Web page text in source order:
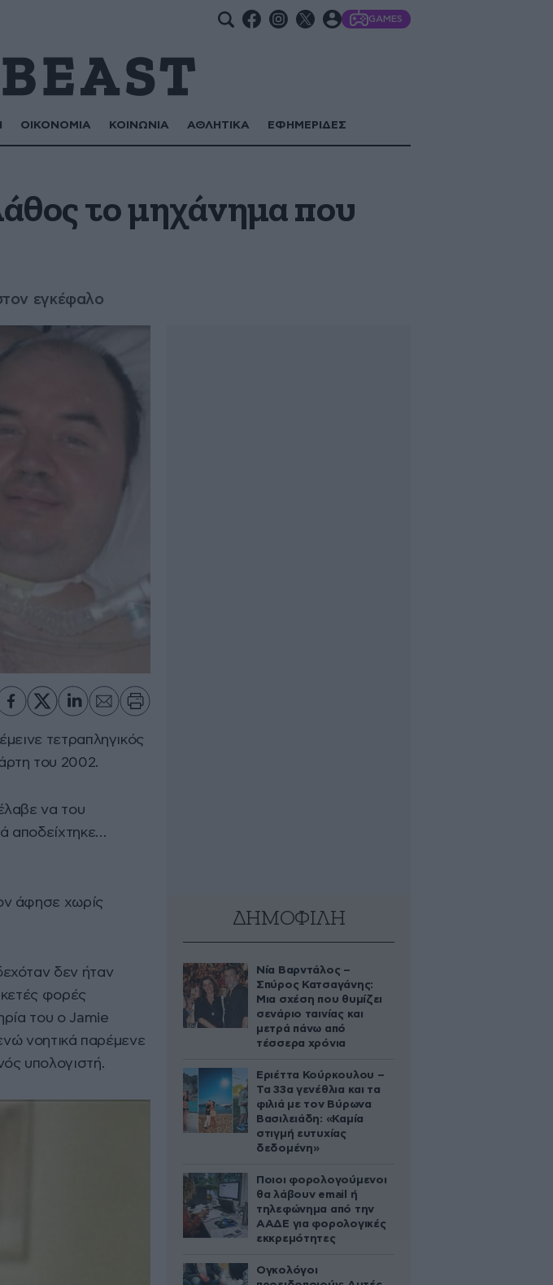
GAMES
ΟΙΚΟΝΟΜΙΑ ΚΟΙΝΩΝΙΑ ΑΘΛΗΤΙΚΑ ΕΦΗΜΕΡΙΔΕΣ
το μηχάνημα που
εγκέφαλο
τετραπληγικός
του 2002.
να του
αποδείχτηκε…
άφησε χωρίς
δεν ήταν
φορές
του ο Jamie
νοητικά παρέμενε
υπολογιστή.
ΔΗΜΟΦΙΛΗ
Νία Βαρντάλος –
Σπύρος Κατσαγάνης:
Μια σχέση που θυμίζει
σενάριο ταινίας και
μετρά πάνω από
τέσσερα χρόνια
Εριέττα Κούρκουλου –
Τα 33α γενέθλια και τα
φιλιά με τον Βύρωνα
Βασιλειάδη: «Καμία
στιγμή ευτυχίας
δεδομένη»
Ποιοι φορολογούμενοι
θα λάβουν email ή
τηλεφώνημα από την
ΑΑΔΕ για φορολογικές
εκκρεμότητες
Ογκολόγοι